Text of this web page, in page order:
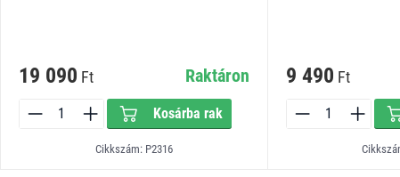
19 090 Ft Raktáron
Kosárba rak
Cikkszám: P2316
9 490 Ft